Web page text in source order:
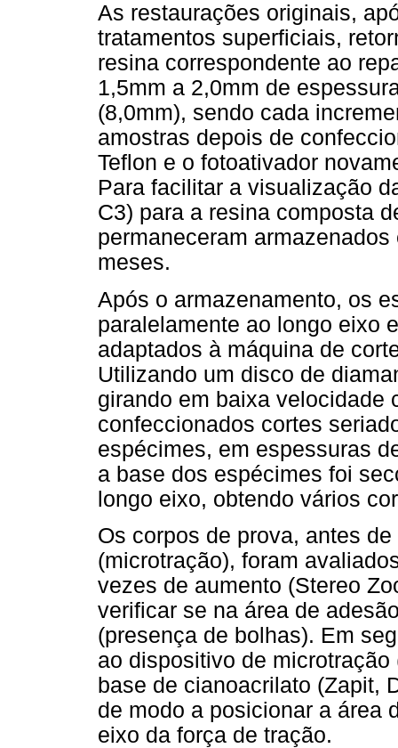
As restaurações originais,
tratamentos superficiais,
resina correspondente ao
1,5mm a 2,0mm de
(8,0mm), sendo cada
amostras depois de
Teflon e o fotoativador
Para facilitar a visualização
C3) para a resina composta
permaneceram
meses.
Após o armazenamento, os
paralelamente ao longo eixo
adaptados à máquina de
Utilizando um disco de
girando em baixa velocidade
confeccionados cortes
espécimes, em espessuras
a base dos espécimes foi
longo eixo, obtendo vários
Os corpos de prova, antes
(microtração), foram
vezes de aumento (Stereo
verificar se na área de
(presença de bolhas). Em
ao dispositivo de
base de cianoacrilato (Zapit,
de modo a posicionar a área
eixo da força de tração.